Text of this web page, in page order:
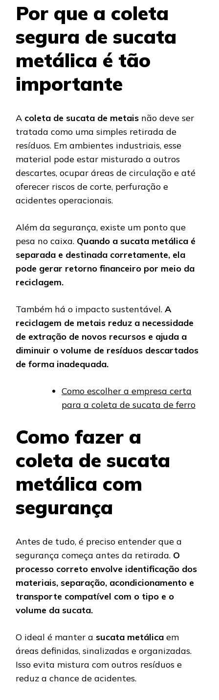
Por que a coleta
segura de sucata
metálica é tão
importante
A coleta de sucata de metais não deve ser
tratada como uma simples retirada de
resíduos. Em ambientes industriais, esse
material pode estar misturado a outros
descartes, ocupar áreas de circulação e até
oferecer riscos de corte, perfuração e
acidentes operacionais.
Além da segurança, existe um ponto que
pesa no caixa. Quando a sucata metálica é
separada e destinada corretamente, ela
pode gerar retorno financeiro por meio da
reciclagem.
Também há o impacto sustentável. A
reciclagem de metais reduz a necessidade
de extração de novos recursos e ajuda a
diminuir o volume de resíduos descartados
de forma inadequada.
Como escolher a empresa certa
para a coleta de sucata de ferro
Como fazer a
coleta de sucata
metálica com
segurança
Antes de tudo, é preciso entender que a
segurança começa antes da retirada. O
processo correto envolve identificação dos
materiais, separação, acondicionamento e
transporte compatível com o tipo e o
volume da sucata.
O ideal é manter a sucata metálica em
áreas definidas, sinalizadas e organizadas.
Isso evita mistura com outros resíduos e
reduz a chance de acidentes.